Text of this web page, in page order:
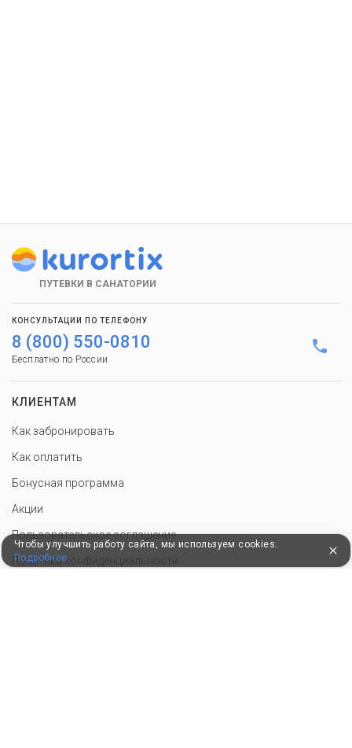
ПУТЕВКИ В САНАТОРИИ
КОНСУЛЬТАЦИИ ПО ТЕЛЕФОНУ
8 (800) 550-0810
Бесплатно по России
КЛИЕНТАМ
Как забронировать
Как оплатить
Бонусная программа
Акции
Пользовательское соглашение
Политика конфиденциальности
Чтобы улучшить работу сайта, мы используем cookies.
Подробнее